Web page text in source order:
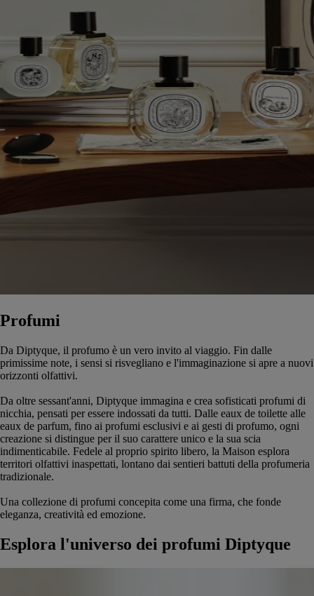
Profumi
Da Diptyque, il profumo è un vero invito al viaggio. Fin dalle
primissime note, i sensi si risvegliano e l'immaginazione si apre a nuovi
orizzonti olfattivi.
Da oltre sessant'anni, Diptyque immagina e crea sofisticati profumi di
nicchia, pensati per essere indossati da tutti. Dalle eaux de toilette alle
eaux de parfum, fino ai profumi esclusivi e ai gesti di profumo, ogni
creazione si distingue per il suo carattere unico e la sua scia
indimenticabile. Fedele al proprio spirito libero, la Maison esplora
territori olfattivi inaspettati, lontano dai sentieri battuti della profumeria
tradizionale.
Una collezione di profumi concepita come una firma, che fonde
eleganza, creatività ed emozione.
Esplora l'universo dei profumi Diptyque